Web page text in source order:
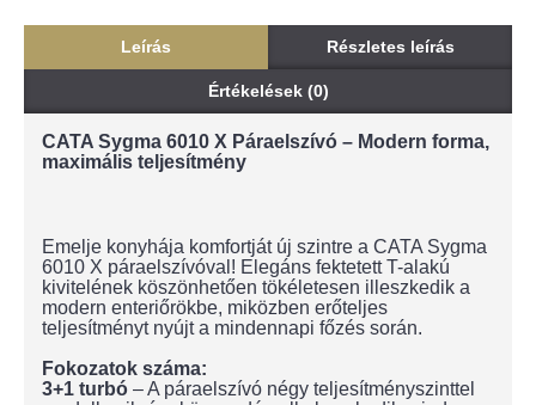
Leírás Részletes leírás
Értékelések (0)
CATA Sygma 6010 X Páraelszívó – Modern forma,
maximális teljesítmény
Emelje konyhája komfortját új szintre a CATA Sygma
6010 X páraelszívóval! Elegáns fektetett T-alakú
kivitelének köszönhetően tökéletesen illeszkedik a
modern enteriőrökbe, miközben erőteljes
teljesítményt nyújt a mindennapi főzés során.
Fokozatok száma:
3+1 turbó – A páraelszívó négy teljesítményszinttel